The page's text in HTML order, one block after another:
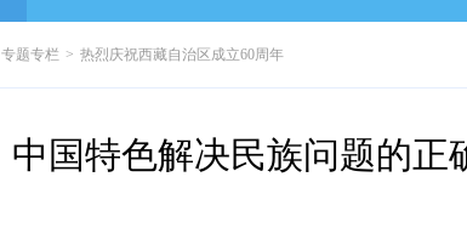
专题专栏 > 热烈庆祝西藏自治区成立60周年
中国特色解决民族问题的正